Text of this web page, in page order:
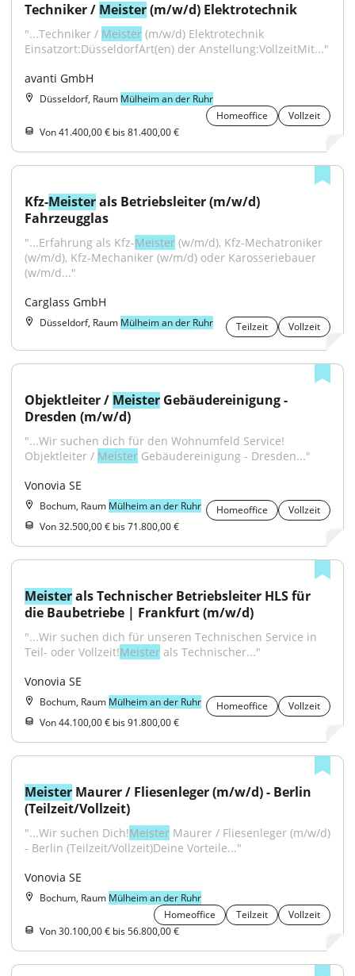
Techniker / Meister (m/w/d) Elektrotechnik
"...Techniker / Meister (m/w/d) Elektrotechnik
Einsatzort:DüsseldorfArt(en) der Anstellung:VollzeitMit..."
avanti GmbH
Düsseldorf, Raum Mülheim an der Ruhr
Homeoffice
Vollzeit
Von 41.400,00 € bis 81.400,00 €
Kfz-Meister als Betriebsleiter (m/w/d)
Fahrzeugglas
"...Erfahrung als Kfz-Meister (w/m/d), Kfz-Mechatroniker
(w/m/d), Kfz-Mechaniker (w/m/d) oder Karosseriebauer
(w/m/d..."
Carglass GmbH
Düsseldorf, Raum Mülheim an der Ruhr Teilzeit Vollzeit
Objektleiter / Meister Gebäudereinigung -
Dresden (m/w/d)
"...Wir suchen dich für den Wohnumfeld Service!​
Objektleiter / Meister Gebäudereinigung - Dresden..."
Vonovia SE
Bochum, Raum Mülheim an der Ruhr Homeoffice
Vollzeit
Von 32.500,00 € bis 71.800,00 €
Meister als Technischer Betriebsleiter HLS für
die Baubetriebe | Frankfurt (m/w/d)
"...Wir suchen dich für unseren Technischen Service in
Teil- oder Vollzeit!Meister als Technischer..."
Vonovia SE
Bochum, Raum Mülheim an der Ruhr Homeoffice
Vollzeit
Von 44.100,00 € bis 91.800,00 €
Meister Maurer / Fliesenleger (m/w/d) - Berlin
(Teilzeit/Vollzeit)
"...Wir suchen Dich!Meister Maurer / Fliesenleger (m/w/d)
- Berlin (Teilzeit/Vollzeit)Deine Vorteile..."
Vonovia SE
Bochum, Raum Mülheim an der Ruhr
Homeoffice
Teilzeit
Vollzeit
Von 30.100,00 € bis 56.800,00 €